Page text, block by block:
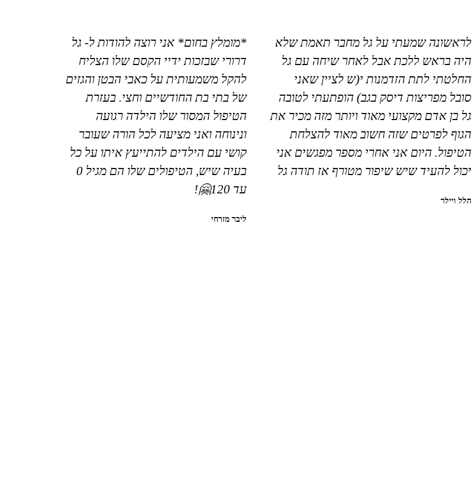
לראשונה שמעתי על גל מחבר תאמת שלא
היה בראש ללכת אבל לאחר שיחה עם גל
החלטתי לתת הזדמנות י(ש לציין שאני
סובל מפריצות דיסק בגב) הופתעתי לטובה
גל בן אדם מקצועי מאוד ויותר מזה מכיר את
הגוף לפרטים שזה חשוב מאוד להצלחת
הטיפול. היום אני אחרי מספר מפגשים אני
יכול להעיד שיש שיפור מטורף אז תודה גל
הלל ויילר
*מומלץ בחום* אני רוצה להודות ל- גל
דרורי שבזכות ידיי הקסם שלו הצליח
להקל משמעותית על כאבי הבטן והגזים
של בתי בת החודשיים וחצי. בעזרת
הטיפול המסור שלו הילדה רגועה
ונינוחה ואני מציעה לכל הורה שעובר
קושי עם הילדים להתייעץ איתו על כל
בעיה שיש, הטיפולים שלו הם מגיל 0
עד 120🤗!
ליבר מזרחי